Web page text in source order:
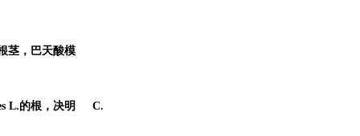
茎， 巴天酸模
L.的根， 决明 C.